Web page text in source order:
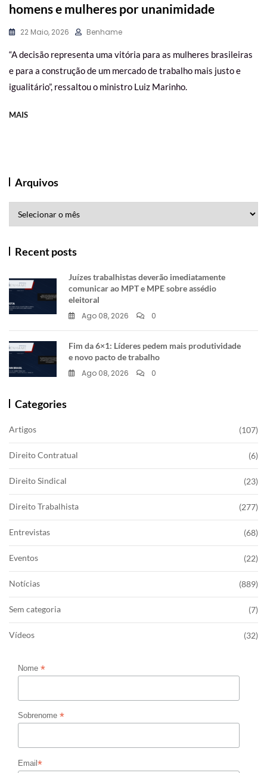
homens e mulheres por unanimidade
22 Maio, 2026 Benhame
“A decisão representa uma vitória para as mulheres brasileiras
e para a construção de um mercado de trabalho mais justo e
igualitário”, ressaltou o ministro Luiz Marinho.
MAIS
Arquivos
Recent posts
Juízes trabalhistas deverão imediatamente
comunicar ao MPT e MPE sobre assédio
eleitoral
Ago 08, 2026
0
Fim da 6×1: Líderes pedem mais produtividade
e novo pacto de trabalho
Ago 08, 2026
0
Categories
Artigos (107)
Direito Contratual (6)
Direito Sindical (23)
Direito Trabalhista (277)
Entrevistas (68)
Eventos (22)
Notícias (889)
Sem categoria (7)
Vídeos (32)
Nome *
Sobrenome *
Email *